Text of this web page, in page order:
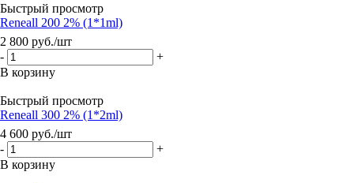
Быстрый просмотр
Reneall 200 2% (1*1ml)
2 800 руб./шт
-
+
В корзину
Быстрый просмотр
Reneall 300 2% (1*2ml)
4 600 руб./шт
-
+
В корзину